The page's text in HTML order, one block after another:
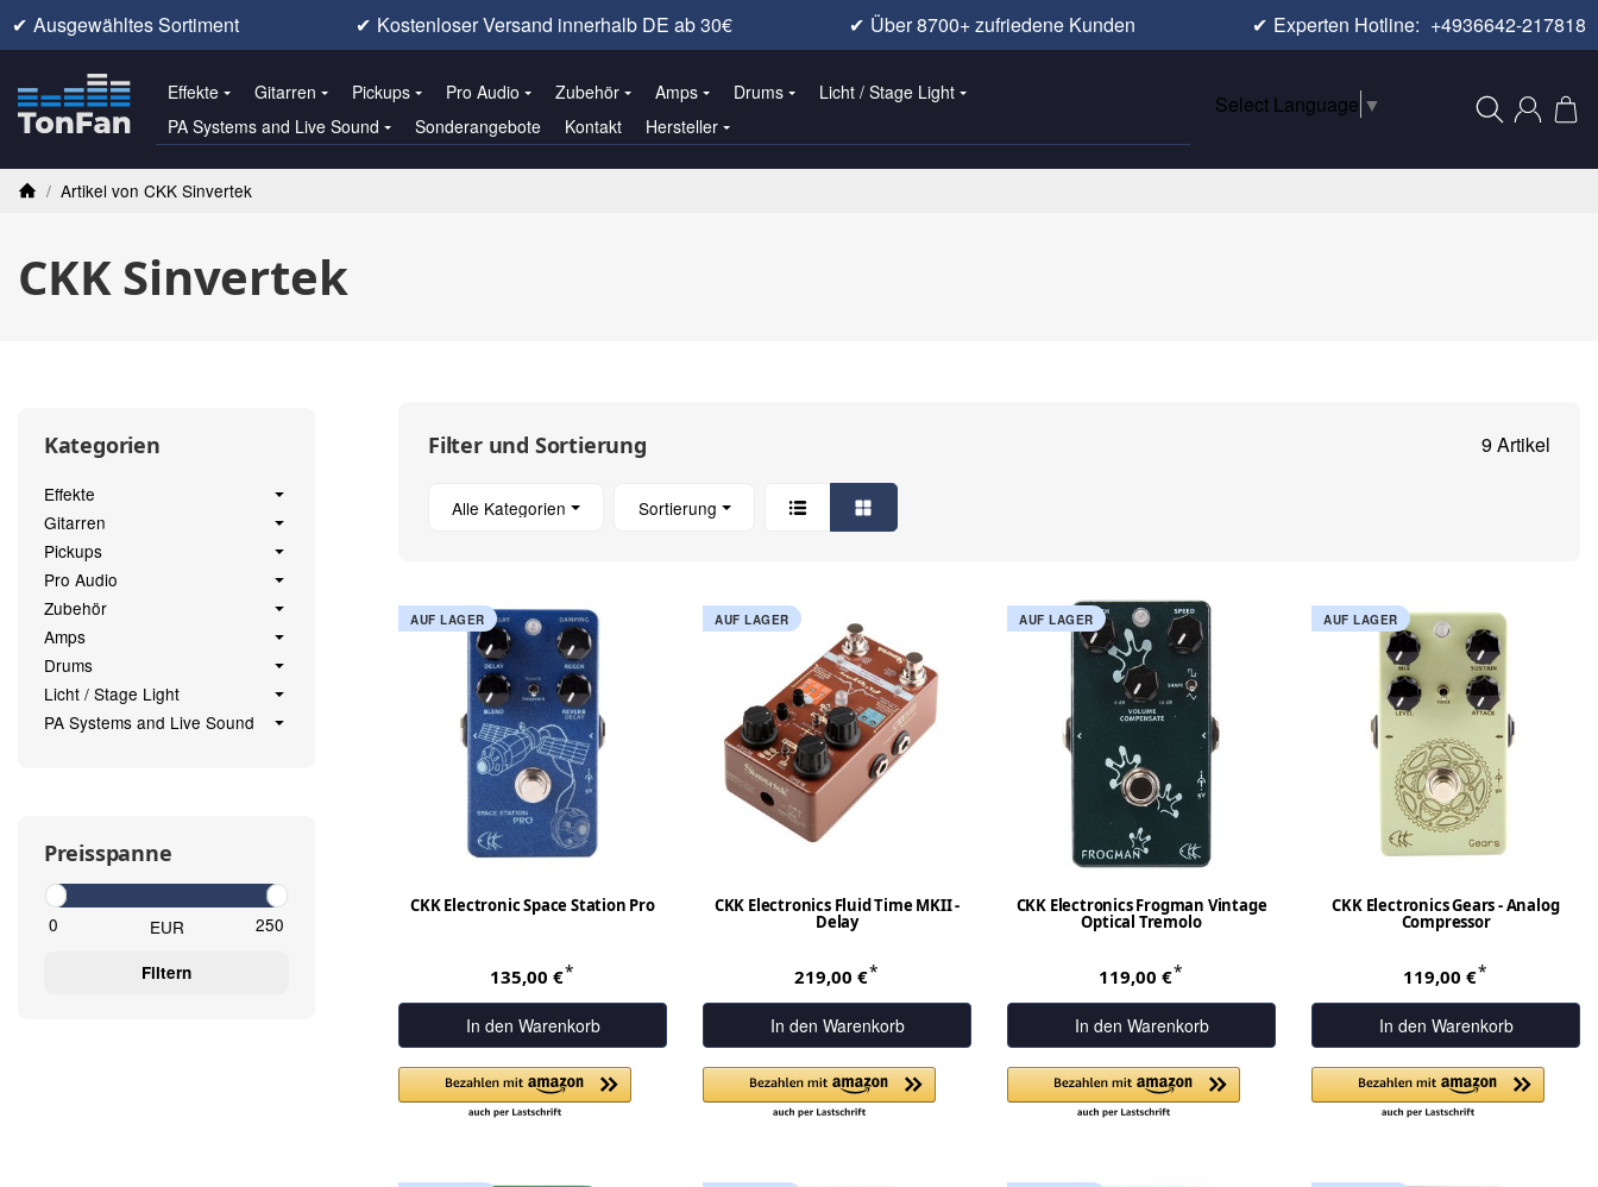
✔ Ausgewähltes Sortiment ✔ Kostenloser Versand innerhalb DE ab 30€ ✔ Über 8700+ zufriedene Kunden ✔ Experten Hotline: +4936642-217818
Effekte Gitarren Pickups Pro Audio Zubehör Amps Drums
Licht / Stage Light
PA Systems and Live Sound
Sonderangebote Kontakt Hersteller
Select Language ▼
/ Artikel von CKK Sinvertek
CKK Sinvertek
Filter und Sortierung 9 Artikel
Alle Kategorien Sortierung
AUF LAGER
CKK Electronic Space Station Pro
135,00 €*
In den Warenkorb
AUF LAGER
CKK Electronics Fluid Time MKII -
Delay
219,00 €*
In den Warenkorb
AUF LAGER
CKK Electronics Frogman Vintage
Optical Tremolo
119,00 €*
In den Warenkorb
AUF LAGER
CKK Electronics Gears - Analog
Compressor
119,00 €*
In den Warenkorb
Kategorien
Effekte
Gitarren
Pickups
Pro Audio
Zubehör
Amps
Drums
Licht / Stage Light
PA Systems and Live Sound
Preisspanne
EUR
Filtern